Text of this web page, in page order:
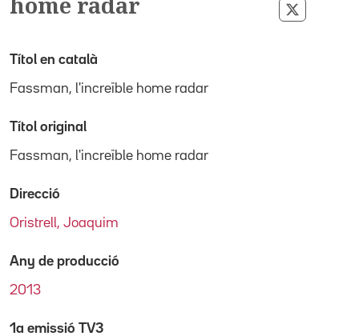
Títol en català
Fassman, l'increïble home radar
Títol original
Fassman, l'increïble home radar
Direcció
Oristrell, Joaquim
Any de producció
2013
1a emissió TV3